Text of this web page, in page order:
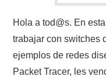
Hola a tod@s. En
trabajar con switches
ejemplos de redes
Packet Tracer, les